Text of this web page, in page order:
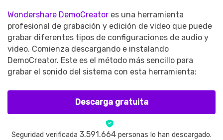
Wondershare DemoCreator es una herramienta
profesional de grabación y edición de video que puede
grabar diferentes tipos de configuraciones de audio y
video. Comienza descargando e instalando
DemoCreator. Este es el método más sencillo para
grabar el sonido del sistema con esta herramienta:
Descarga gratuita
Seguridad verificada 3.591.664 personas lo han descargado.